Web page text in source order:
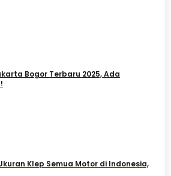
Bogor Terbaru 2025, Ada
Klep Semua Motor di Indonesia,